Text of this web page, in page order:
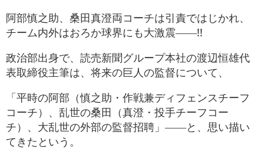
阿部慎之助、桑田真澄両コーチは引責ではじかれ、
チーム内外はおろか球界にも大激震――!!
政治部出身で、読売新聞グループ本社の渡辺恒雄代
表取締役主筆は、将来の巨人の監督について、
「平時の阿部（慎之助・作戦兼ディフェンスチーフ
コーチ）、乱世の桑田（真澄・投手チーフコー
チ）、大乱世の外部の監督招聘」――と、思い描い
てきたという。